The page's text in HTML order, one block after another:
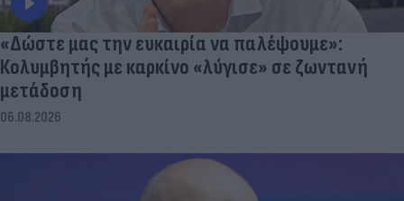
«Δώστε μας την ευκαιρία να παλέψουμε»:
Κολυμβητής με καρκίνο «λύγισε» σε ζωντανή
μετάδοση
06.08.2026